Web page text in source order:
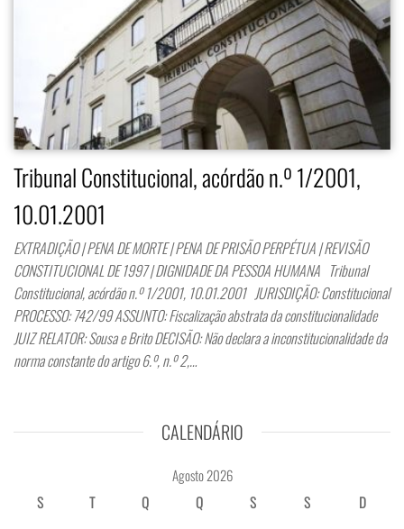
Tribunal Constitucional, acórdão n.º 1/2001,
10.01.2001
EXTRADIÇÃO | PENA DE MORTE | PENA DE PRISÃO PERPÉTUA | REVISÃO
CONSTITUCIONAL DE 1997 | DIGNIDADE DA PESSOA HUMANA Tribunal
Constitucional, acórdão n.º 1/2001, 10.01.2001 JURISDIÇÃO: Constitucional
PROCESSO: 742/99 ASSUNTO: Fiscalização abstrata da constitucionalidade
JUIZ RELATOR: Sousa e Brito DECISÃO: Não declara a inconstitucionalidade da
norma constante do artigo 6.º, n.º 2,…
CALENDÁRIO
Agosto 2026
S
T Q Q S S
D